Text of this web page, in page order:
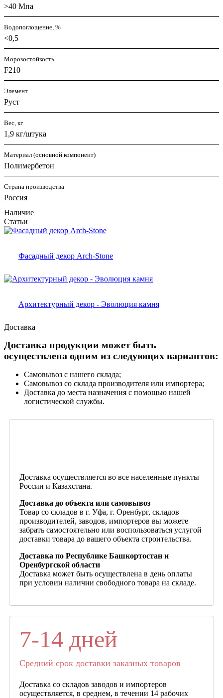
>40 Мпа
Водопоглощение, %
<0,5
Морозостойкость
F210
Элемент
Руст
Вес, кг
1,9 кг/штука
Материал (основной компонент)
Полимербетон
Страна производства
Россия
Наличие
Статьи
Фасадный декор Arch-Stone
Архитектурный декор - Эволюция камня
Доставка
Доставка продукции может быть
осуществлена одним из следующих вариантов:
Самовывоз с нашего склада;
Самовывоз со склада производителя или импортера;
Доставка до места назначения с помощью нашей
логистической службы.
Доставка осуществляется во все населенные пункты
России и Казахстана.
Доставка до объекта или самовывоз
Товар со складов в г. Уфа, г. Оренбург, складов
производителей, заводов, импортеров вы можете
забрать самостоятельно или воспользоваться услугой
доставки товара до вашего объекта строительства.
Доставка по Республике Башкортостан и
Оренбургской области
Доставка может быть осуществлена в день оплаты
при условии наличии свободного товара на складе.
7-14 дней
Средний срок доставки заказных товаров
Доставка со складов заводов и импортеров
осуществляется, в среднем, в течении 14 рабочих